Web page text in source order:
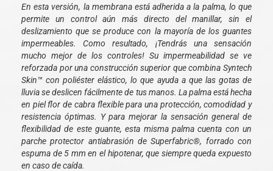
En esta versión, la membrana está adherida a la palma, lo que
permite un control aún más directo del manillar, sin el
deslizamiento que se produce con la mayoría de los guantes
impermeables. Como resultado, ¡Tendrás una sensación
mucho mejor de los controles! Su impermeabilidad se ve
reforzada por una construcción superior que combina Syntech
Skin™ con poliéster elástico, lo que ayuda a que las gotas de
lluvia se deslicen fácilmente de tus manos. La palma está hecha
en piel flor de cabra flexible para una protección, comodidad y
resistencia óptimas. Y para mejorar la sensación general de
flexibilidad de este guante, esta misma palma cuenta con un
parche protector antiabrasión de Superfabric®, forrado con
espuma de 5 mm en el hipotenar, que siempre queda expuesto
en caso de caída.